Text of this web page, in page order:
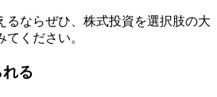
るならぜひ、株式投資を選択肢の大
ください。
る